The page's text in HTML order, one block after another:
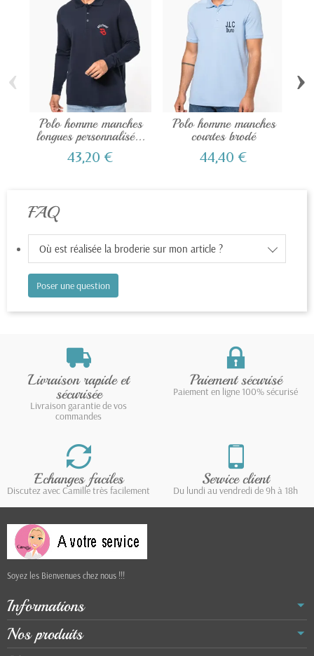
Polo homme manches
longues personnalisé...
43,20 €
Polo homme manches
courtes brodé
44,40 €
‹ ›
FAQ
Où est réalisée la broderie sur mon article ?
Poser une question
Livraison rapide et
sécurisée
Livraison garantie de vos
commandes
Paiement sécurisé
Paiement en ligne 100% sécurisé
Echanges faciles
Discutez avec Camille très facilement
Service client
Du lundi au vendredi de 9h à 18h
Soyez les Bienvenues chez nous !!!
Informations
Nos produits